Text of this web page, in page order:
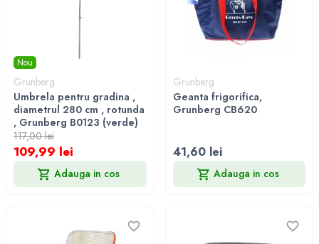
Nou
Grunberg
Umbrela pentru gradina ,
diametrul 280 cm , rotunda
, Grunberg B0123 (verde)
117,00 lei
109,99 lei
Adauga in cos
Grunberg
Geanta frigorifica,
Grunberg CB620
41,60 lei
Adauga in cos